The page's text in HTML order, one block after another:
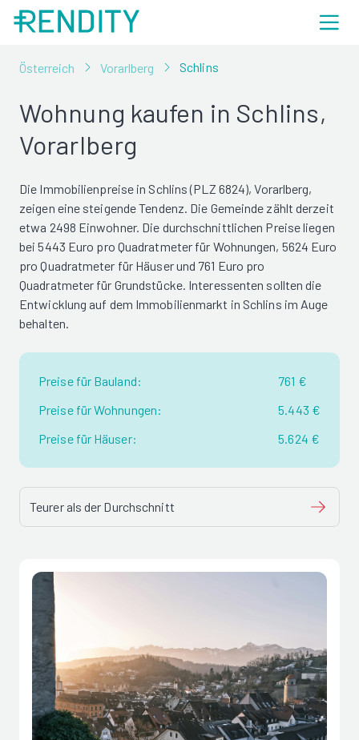
Österreich Vorarlberg Schlins
Wohnung kaufen in Schlins,
Vorarlberg
Die Immobilienpreise in Schlins (PLZ 6824), Vorarlberg,
zeigen eine steigende Tendenz. Die Gemeinde zählt derzeit
etwa 2498 Einwohner. Die durchschnittlichen Preise liegen
bei 5443 Euro pro Quadratmeter für Wohnungen, 5624 Euro
pro Quadratmeter für Häuser und 761 Euro pro
Quadratmeter für Grundstücke. Interessenten sollten die
Entwicklung auf dem Immobilienmarkt in Schlins im Auge
behalten.
Preise für Bauland:
761 €
Preise für Wohnungen:
5.443 €
Preise für Häuser:
5.624 €
Teurer als der Durchschnitt